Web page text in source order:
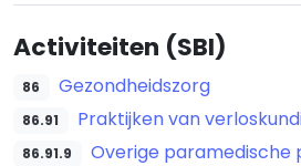
Activiteiten (SBI)
86 Gezondheidszorg
86.91 Praktijken van
86.91.9
Overige paramedische